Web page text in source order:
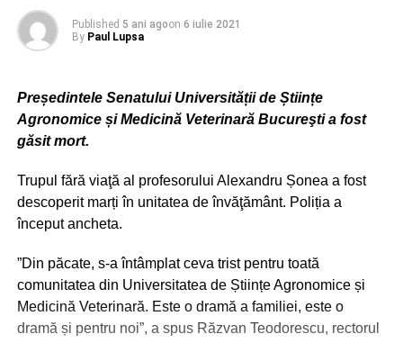
Published 5 ani agoon 6 iulie 2021
By Paul Lupsa
Președintele Senatului Universității de Științe
Agronomice și Medicină Veterinară Bucureşti a fost
găsit mort.
Trupul fără viaţă al profesorului Alexandru Șonea a fost
descoperit marți în unitatea de învăţământ. Poliția a
început ancheta.
”Din păcate, s-a întâmplat ceva trist pentru toată
comunitatea din Universitatea de Științe Agronomice și
Medicină Veterinară. Este o dramă a familiei, este o
dramă și pentru noi”, a spus Răzvan Teodorescu, rectorul